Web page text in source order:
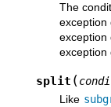
The
exception
exception
exception
split (
Like